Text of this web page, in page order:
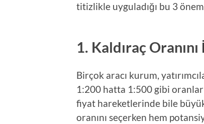
titizlikle uyguladığı bu 3
1. Kaldıraç
Birçok aracı kurum,
1:200 hatta 1:500 gibi
fiyat hareketlerinde bile
oranını seçerken hem